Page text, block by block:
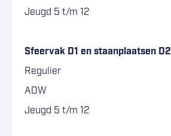
Jeugd 5 t/m 12
Sfeervak D1 en staanplaatsen D2
Regulier
AOW
Jeugd 5 t/m 12